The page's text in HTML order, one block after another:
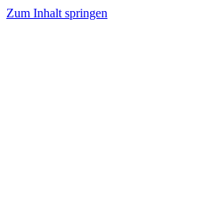
Zum Inhalt springen